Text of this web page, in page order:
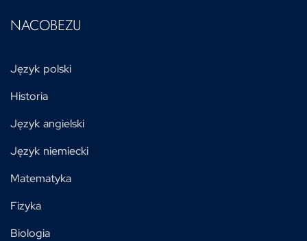
NACOBEZU
Język polski
Historia
Język angielski
Język niemiecki
Matematyka
Fizyka
Biologia